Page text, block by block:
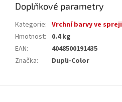
Doplňkové parametry
Kategorie: Vrchní barvy ve spreji
Hmotnost:
0.4 kg
EAN:
4048500191435
Značka: Dupli-Color